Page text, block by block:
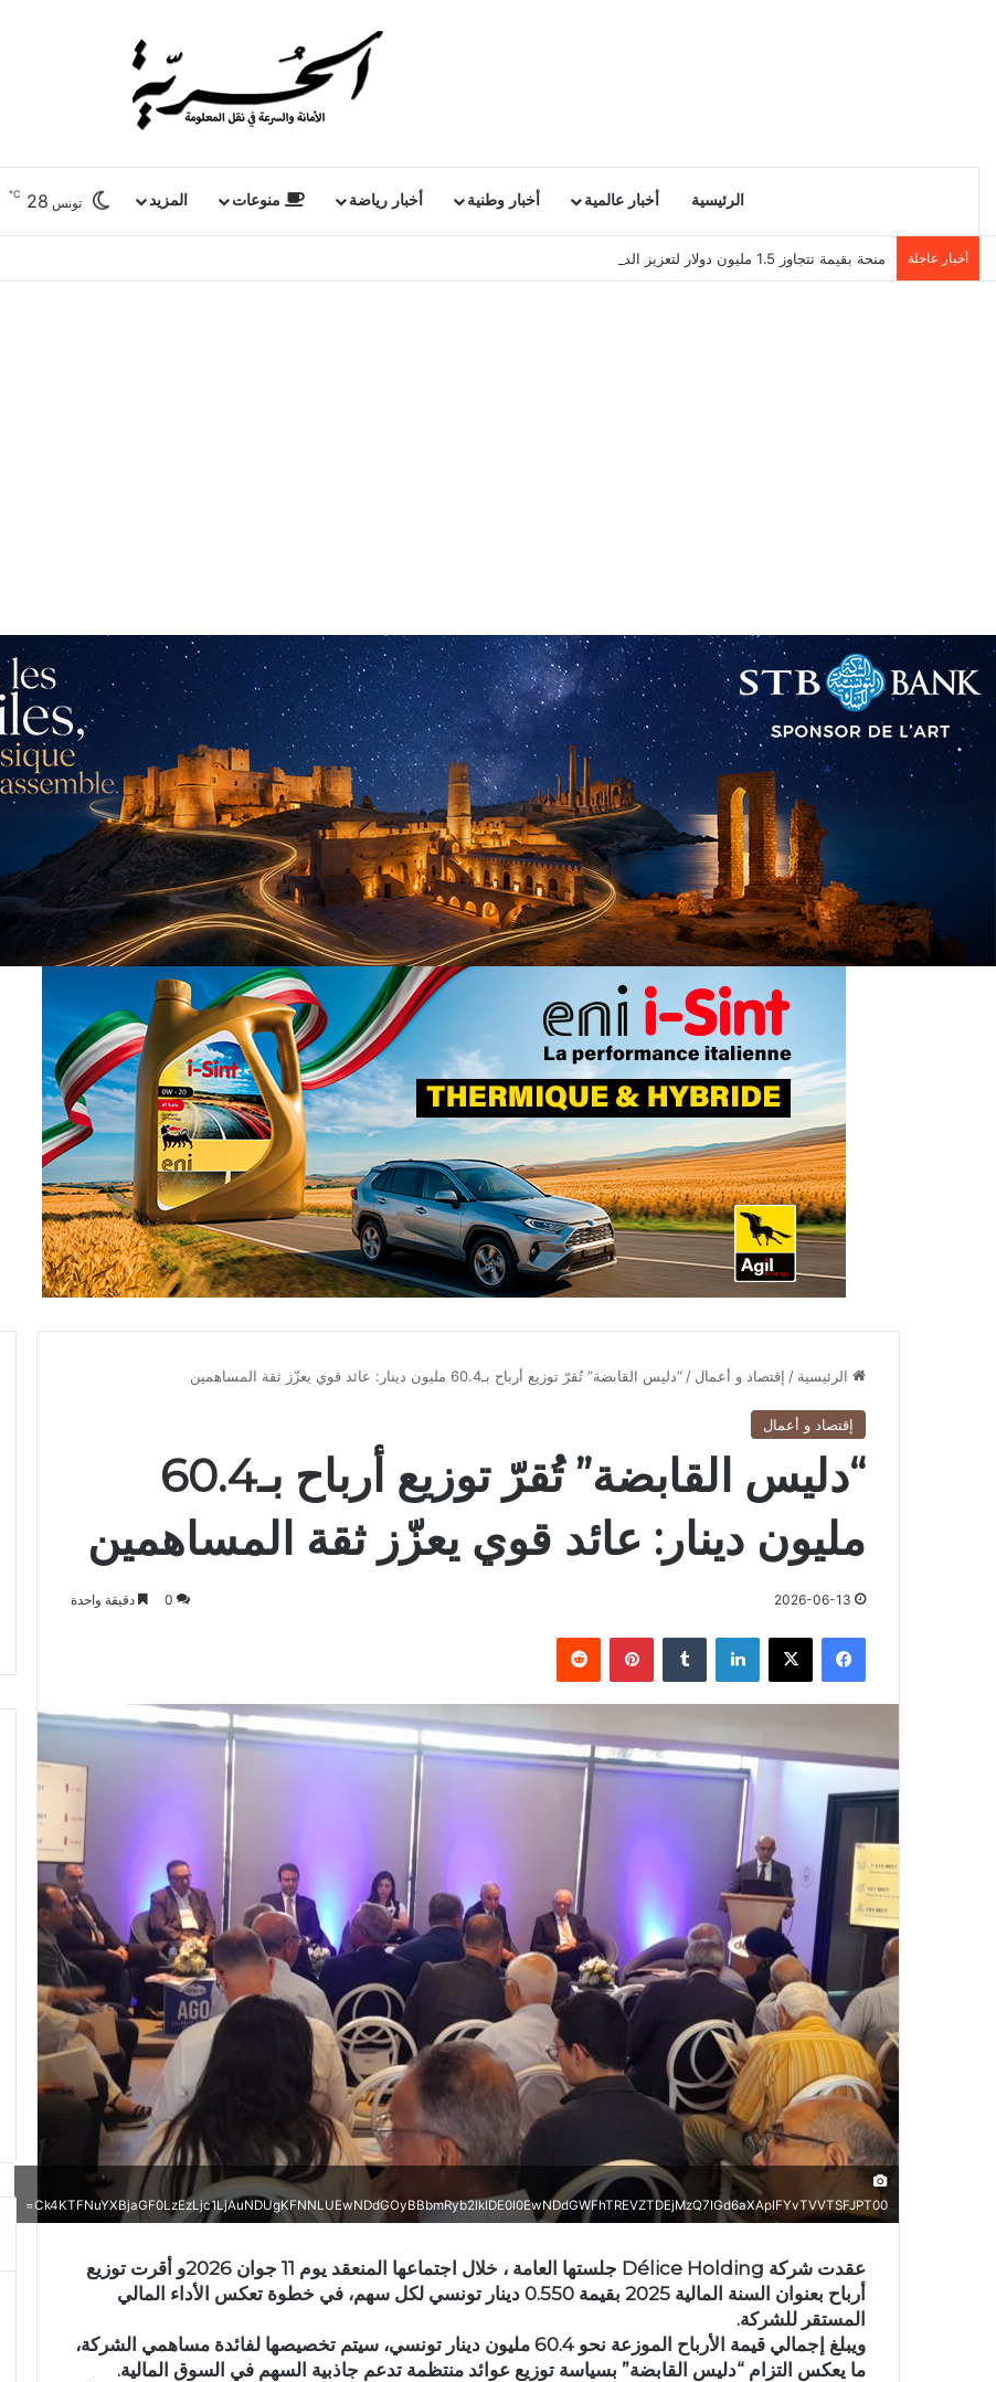
الرئيسية أخبار عالمية أخبار وطنية أخبار رياضة منوعات المزيد تونس 28
℃
أخبار عاجلة منحة بقيمة تتجاوز 1.5 مليون دولار لتعزيز الدبلوماسية التجارية في تونس!
الرئيسية / إقتصاد و أعمال / “دليس القابضة” تُقرّ توزيع أرباح بـ60.4 مليون دينار: عائد قوي يعزّز ثقة المساهمين
إقتصاد و أعمال
“دليس القابضة” تُقرّ توزيع أرباح بـ60.4
مليون دينار: عائد قوي يعزّز ثقة المساهمين
2026-06-13
0 دقيقة واحدة
فيسبوك X لينكدإن بينتيريست
Ck4KTFNuYXBjaGF0LzEzLjc1LjAuNDUgKFNNLUEwNDdGOyBBbmRyb2lkIDE0I0EwNDdGWFhTREVZTDEjMzQ7IGd6aXApIFYvTVVTSFJPT00=
عقدت شركة Délice Holding جلستها العامة ، خلال اجتماعها المنعقد يوم 11 جوان 2026و أقرت توزيع
أرباح بعنوان السنة المالية 2025 بقيمة 0.550 دينار تونسي لكل سهم، في خطوة تعكس الأداء المالي
المستقر للشركة.
ويبلغ إجمالي قيمة الأرباح الموزعة نحو 60.4 مليون دينار تونسي، سيتم تخصيصها لفائدة مساهمي الشركة،
ما يعكس التزام “دليس القابضة” بسياسة توزيع عوائد منتظمة تدعم جاذبية السهم في السوق المالية.